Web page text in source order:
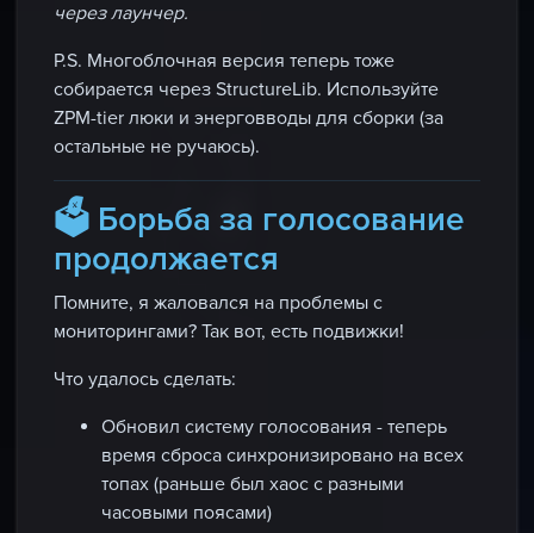
через лаунчер.
P.S. Многоблочная версия теперь тоже
собирается через StructureLib. Используйте
ZPM-tier люки и энерговводы для сборки (за
остальные не ручаюсь).
🗳️ Борьба за голосование
продолжается
Помните, я жаловался на проблемы с
мониторингами? Так вот, есть подвижки!
Что удалось сделать:
Обновил систему голосования - теперь
время сброса синхронизировано на всех
топах (раньше был хаос с разными
часовыми поясами)